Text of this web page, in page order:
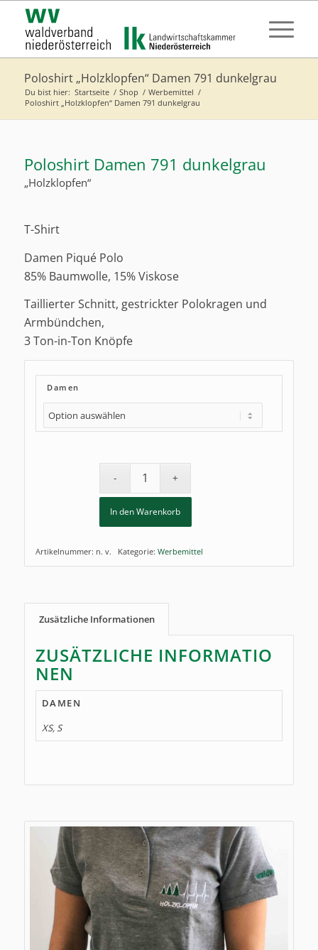
Poloshirt „Holzklopfen“ Damen 791 dunkelgrau
Du bist hier: Startseite / Shop / Werbemittel /
Poloshirt „Holzklopfen“ Damen 791 dunkelgrau
Poloshirt Damen 791 dunkelgrau
„Holzklopfen“
T-Shirt
Damen Piqué Polo
85% Baumwolle, 15% Viskose
Taillierter Schnitt, gestrickter Polokragen und
Armbündchen,
3 Ton-in-Ton Knöpfe
Damen
In den Warenkorb
Artikelnummer: n. v. Kategorie: Werbemittel
Zusätzliche Informationen
ZUSÄTZLICHE INFORMATIO
NEN
DAMEN
XS, S